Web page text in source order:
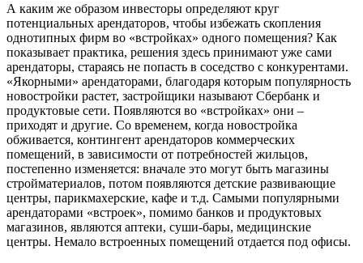
А каким же образом инвесторы определяют круг
потенциальных арендаторов, чтобы избежать скопления
однотипных фирм во «встройках» одного помещения? Как
показывает практика, решения здесь принимают уже сами
арендаторы, стараясь не попасть в соседство с конкурентами.
«Якорными» арендаторами, благодаря которым популярность
новостройки растет, застройщики называют Сбербанк и
продуктовые сети. Появляются во «встройках» они –
приходят и другие. Со временем, когда новостройка
обживается, контингент арендаторов коммерческих
помещений, в зависимости от потребностей жильцов,
постепенно изменяется: вначале это могут быть магазины
стройматериалов, потом появляются детские развивающие
центры, парикмахерские, кафе и т.д. Самыми популярными
арендаторами «встроек», помимо банков и продуктовых
магазинов, являются аптеки, суши-бары, медицинские
центры. Немало встроенных помещений отдается под офисы.